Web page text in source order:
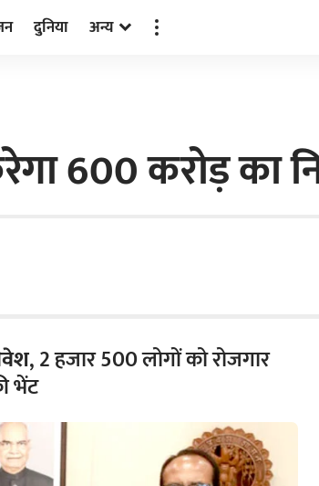
दुनिया अन्य
600 करोड़ का
, 2 हजार 500 लोगों को रोजगार
भेंट